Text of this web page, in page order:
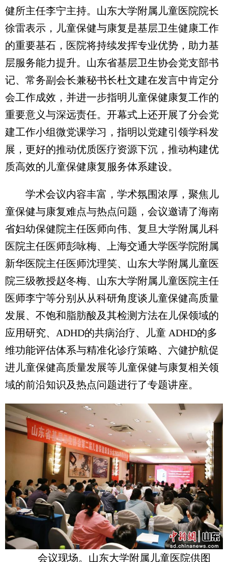
健所主任李宁主持。山东大学附属儿童医院院长
徐雷表示，儿童保健与康复是基层卫生健康工作
的重要基石，医院将持续发挥专业优势，助力基
层服务能力提升。山东省基层卫生协会党支部书
记、常务副会长兼秘书长杜文建在发言中肯定分
会工作成效，并进一步指明儿童保健康复工作的
重要意义与深远责任。开幕式上还开展了分会党
建工作小组微党课学习，指明以党建引领学科发
展，更好的推动优质医疗资源下沉，推动构建优
质高效的儿童保健康复服务体系建设。
学术会议内容丰富，学术氛围浓厚，聚焦儿
童保健与康复难点与热点问题，会议邀请了海南
省妇幼保健院主任医师向伟、复旦大学附属儿科
医院主任医师彭咏梅、上海交通大学医学院附属
新华医院主任医师沈理笑、山东大学附属儿童医
院三级教授赵冬梅、山东大学附属儿童医院主任
医师李宁等分别从从科研角度谈儿童保健高质量
发展、不饱和脂肪酸及其检测方法在儿保领域的
应用研究、ADHD的共病治疗、儿童 ADHD的多
维功能评估体系与精准化诊疗策略、六健护航促
进儿童保健高质量发展等儿童保健与康复相关领
域的前沿知识及热点问题进行了专题讲座。
会议现场。山东大学附属儿童医院供图